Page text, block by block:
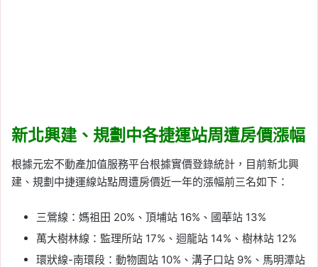
新北興建、規劃中各捷運站周遭房價漲幅
根據元宏不動產加值服務平台根據實價登錄統計，目前新北興
建、規劃中捷運線站點周遭房價近一年的漲幅前三名如下：
三鶯線：媽祖田 20%、頂埔站 16%、國華站 13%
萬大樹林線：監理所站 17%、迴龍站 14%、樹林站 12%
環狀線-南環段：動物園站 10%、溝子口站 9%、馬明潭站